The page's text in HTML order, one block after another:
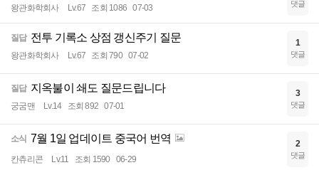
왕관화학회사 Lv.67 조회 1086 07-03 댓글
질답 전투 기록소 상점 갱신주기 질문
왕관화학회사 Lv.67 조회 790 07-02
1
댓글
질답 지옥불이 쇄도 질문드립니다
궁굼맨 Lv.14 조회 892 07-01
3
댓글
소식 7월 1일 업데이트 중국어 번역
칸츄리콘 Lv.11 조회 1590 06-29
2
댓글